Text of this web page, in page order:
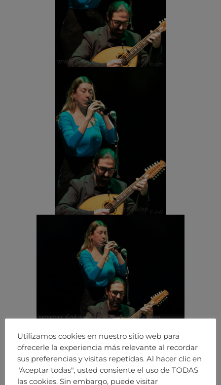
Utilizamos cookies en nuestro sitio web para
ofrecerle la experiencia más relevante al recordar
sus preferencias y visitas repetidas. Al hacer clic en
"Aceptar todas", usted consiente el uso de TODAS
las cookies. Sin embargo, puede visitar